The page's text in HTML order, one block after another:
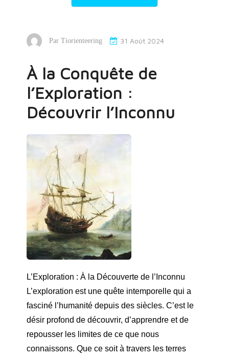
Par Tiorienteering 31 Août 2024
À la Conquête de
l’Exploration :
Découvrir l’Inconnu
L’Exploration : À la Découverte de l’Inconnu
L’exploration est une quête intemporelle qui a
fasciné l’humanité depuis des siècles. C’est le
désir profond de découvrir, d’apprendre et de
repousser les limites de ce que nous
connaissons. Que ce soit à travers les terres